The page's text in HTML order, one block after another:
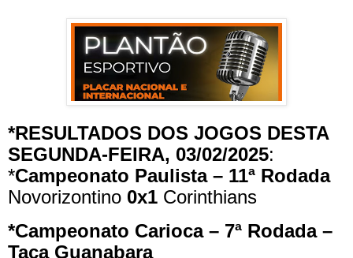
*RESULTADOS DOS JOGOS DESTA
SEGUNDA-FEIRA, 03/02/2025:
*Campeonato Paulista – 11ª Rodada
Novorizontino 0x1 Corinthians
*Campeonato Carioca – 7ª Rodada –
Taça Guanabara